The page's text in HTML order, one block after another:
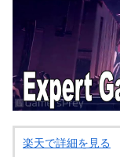
楽天で詳細を見る